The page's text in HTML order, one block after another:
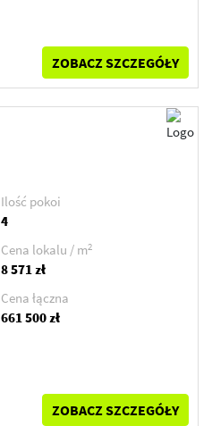
ZOBACZ SZCZEGÓŁY
Ilość pokoi
4
Cena lokalu / m2
8 571 zł
Cena łączna
661 500 zł
ZOBACZ SZCZEGÓŁY